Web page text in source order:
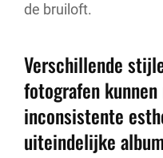
de bruiloft.
Verschillende
fotografen
inconsistente
uiteindelijke